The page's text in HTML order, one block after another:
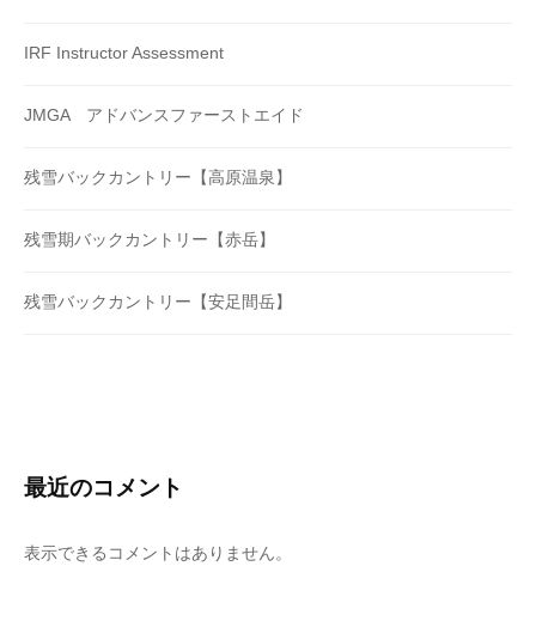
IRF Instructor Assessment
JMGA アドバンスファーストエイド
残雪バックカントリー【高原温泉】
残雪期バックカントリー【赤岳】
残雪バックカントリー【安足間岳】
最近のコメント
表示できるコメントはありません。